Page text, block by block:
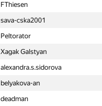
FThiesen
sava-cska2001
Peltorator
Xagak Galstyan
alexandra.s.sidorova
belyakova-an
deadman
deniskond
chacobsa
Роман Оськин
Bakhodir Ashirmatov
yalgor
Jakob Kogler
Apollon76